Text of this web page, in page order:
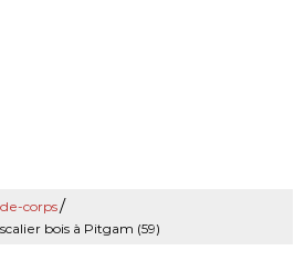
corps/
bois à Pitgam (59)